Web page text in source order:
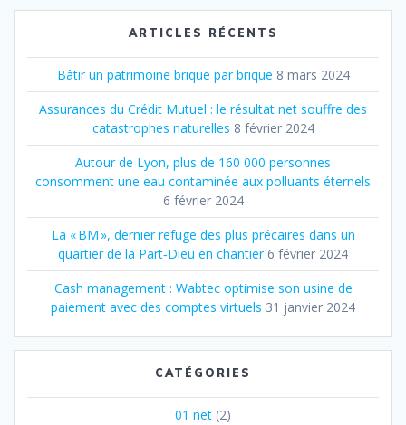
ARTICLES RÉCENTS
Bâtir un patrimoine brique par brique 8 mars 2024
Assurances du Crédit Mutuel : le résultat net souffre des
catastrophes naturelles 8 février 2024
Autour de Lyon, plus de 160 000 personnes
consomment une eau contaminée aux polluants éternels
6 février 2024
La « BM », dernier refuge des plus précaires dans un
quartier de la Part‐Dieu en chantier 6 février 2024
Cash management : Wabtec optimise son usine de
paiement avec des comptes virtuels 31 janvier 2024
CATÉGORIES
01 net (2)